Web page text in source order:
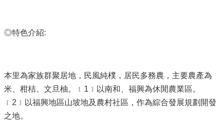
◎特色介紹:
本里為家族群聚居地，民風純樸，居民多務農，主要農產為
米、柑桔、文旦柚。﹝1﹞以南和、福興為休閒農業區。
﹝2﹞以福興地區山坡地及農村社區，作為綜合發展規劃開發
之地。